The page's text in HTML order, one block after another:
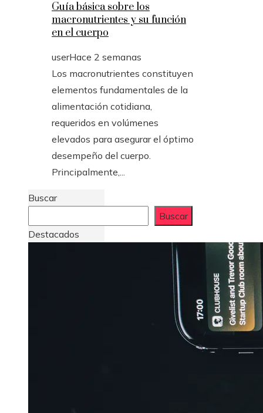
Guía básica sobre los
macronutrientes y su función
en el cuerpo
userHace 2 semanas
Los macronutrientes constituyen
elementos fundamentales de la
alimentación cotidiana,
requeridos en volúmenes
elevados para asegurar el óptimo
desempeño del cuerpo.
Principalmente,...
Buscar
Buscar
Destacados